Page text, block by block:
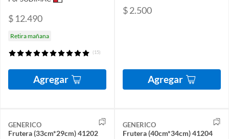
$ 12.490
Retira mañana
(15)
Agregar
$ 2.500
Agregar
GENERICO
Frutera (33cm*29cm) 41202
GENERICO
Frutera (40cm*34cm) 41204